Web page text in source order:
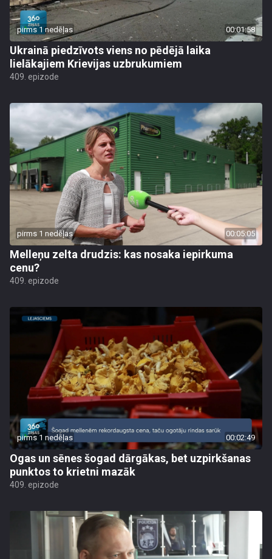
pirms 1 nedēļas 00:01:58
Ukrainā piedzīvots viens no pēdējā laika
lielākajiem Krievijas uzbrukumiem
409. epizode
pirms 1 nedēļas 00:05:05
Melleņu zelta drudzis: kas nosaka iepirkuma
cenu?
409. epizode
pirms 1 nedēļas 00:02:49
Ogas un sēnes šogad dārgākas, bet uzpirkšanas
punktos to krietni mazāk
409. epizode